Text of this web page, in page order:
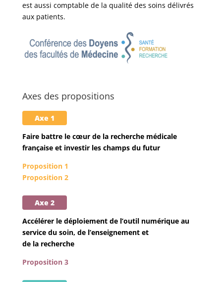
est aussi comptable de la qualité des soins délivrés
aux patients.
Axes des propositions
Axe 1
Faire battre le cœur de la recherche médicale
française et investir les champs du futur
Proposition 1
Proposition 2
Axe 2
Accélérer le déploiement de l’outil numérique au
service du soin, de l’enseignement et
de la recherche
Proposition 3